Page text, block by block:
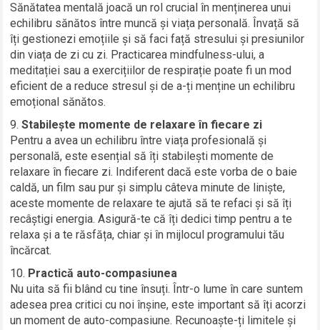
Sănătatea mentală joacă un rol crucial în menținerea unui
echilibru sănătos între muncă și viața personală. Învață să
îți gestionezi emoțiile și să faci față stresului și presiunilor
din viața de zi cu zi. Practicarea mindfulness-ului, a
meditației sau a exercițiilor de respirație poate fi un mod
eficient de a reduce stresul și de a-ți menține un echilibru
emoțional sănătos.
Stabilește momente de relaxare în fiecare zi
Pentru a avea un echilibru între viața profesională și
personală, este esențial să îți stabilești momente de
relaxare în fiecare zi. Indiferent dacă este vorba de o baie
caldă, un film sau pur și simplu câteva minute de liniște,
aceste momente de relaxare te ajută să te refaci și să îți
recâștigi energia. Asigură-te că îți dedici timp pentru a te
relaxa și a te răsfăța, chiar și în mijlocul programului tău
încărcat.
Practică auto-compasiunea
Nu uita să fii blând cu tine însuți. Într-o lume în care suntem
adesea prea critici cu noi înșine, este important să îți acorzi
un moment de auto-compasiune. Recunoaște-ți limitele și